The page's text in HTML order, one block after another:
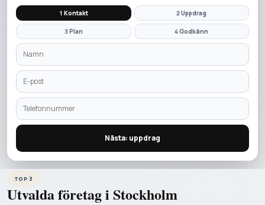
1 Kontakt 2 Uppdrag
3 Plan 4 Godkänn
Nästa: uppdrag
TOP 3
Utvalda företag i Stockholm